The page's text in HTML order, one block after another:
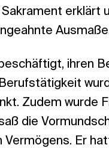
erklärt
ihren
Zudem wurde
die
Er